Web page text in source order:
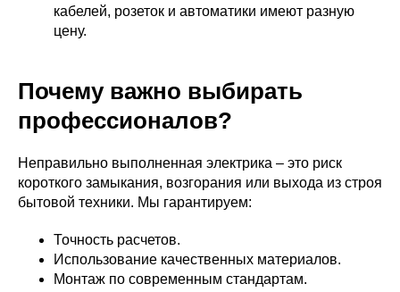
кабелей, розеток и автоматики имеют разную
цену.
Почему важно выбирать
профессионалов?
Неправильно выполненная электрика – это риск
короткого замыкания, возгорания или выхода из строя
бытовой техники. Мы гарантируем:
Точность расчетов.
Использование качественных материалов.
Монтаж по современным стандартам.